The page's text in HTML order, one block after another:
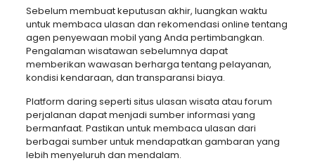
Sebelum membuat keputusan akhir, luangkan waktu
untuk membaca ulasan dan rekomendasi online tentang
agen penyewaan mobil yang Anda pertimbangkan.
Pengalaman wisatawan sebelumnya dapat
memberikan wawasan berharga tentang pelayanan,
kondisi kendaraan, dan transparansi biaya.
Platform daring seperti situs ulasan wisata atau forum
perjalanan dapat menjadi sumber informasi yang
bermanfaat. Pastikan untuk membaca ulasan dari
berbagai sumber untuk mendapatkan gambaran yang
lebih menyeluruh dan mendalam.